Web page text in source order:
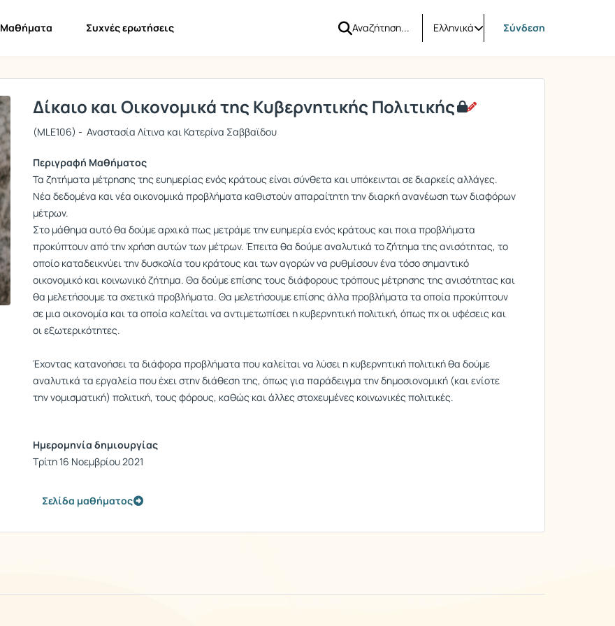
Μαθήματα Συχνές ερωτήσεις Ελληνικά Σύνδεση
Δίκαιο και Οικονομικά της Κυβερνητικής Πολιτικής
(MLE106) - Αναστασία Λίτινα και Κατερίνα Σαββαϊδου
Περιγραφή Μαθήματος
Τα ζητήματα μέτρησης της ευημερίας ενός κράτους είναι σύνθετα και υπόκεινται σε διαρκείς αλλάγες.
Νέα δεδομένα και νέα οικονομικά προβλήματα καθιστούν απαραίτητη την διαρκή ανανέωση των διαφόρων
μέτρων.
Στο μάθημα αυτό θα δούμε αρχικά πως μετράμε την ευημερία ενός κράτους και ποια προβλήματα
προκύπτουν από την χρήση αυτών των μέτρων. Έπειτα θα δούμε αναλυτικά το ζήτημα της ανισότητας, το
οποίο καταδεικνύει την δυσκολία του κράτους και των αγορών να ρυθμίσουν ένα τόσο σημαντικό
οικονομικό και κοινωνικό ζήτημα. Θα δούμε επίσης τους διάφορους τρόπους μέτρησης της ανισότητας και
θα μελετήσουμε τα σχετικά προβλήματα. Θα μελετήσουμε επίσης άλλα προβλήματα τα οποία προκύπτουν
σε μια οικονομία και τα οποία καλείται να αντιμετωπίσει η κυβερνητική πολιτική, όπως πχ οι υφέσεις και
οι εξωτερικότητες.
Έχοντας κατανοήσει τα διάφορα προβλήματα που καλείται να λύσει η κυβερνητική πολιτική θα δούμε
αναλυτικά τα εργαλεία που έχει στην διάθεση της, όπως για παράδειγμα την δημοσιονομική (και ενίοτε
την νομισματική) πολιτική, τους φόρους, καθώς και άλλες στοχευμένες κοινωνικές πολιτικές.
Ημερομηνία δημιουργίας
Τρίτη 16 Νοεμβρίου 2021
Σελίδα μαθήματος